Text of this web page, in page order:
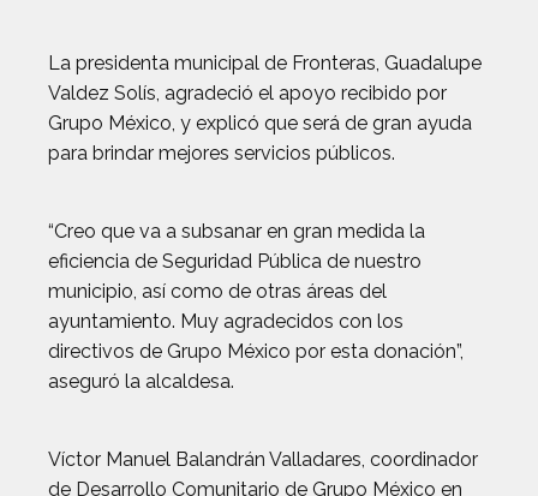
La presidenta municipal de Fronteras, Guadalupe
Valdez Solís, agradeció el apoyo recibido por
Grupo México, y explicó que será de gran ayuda
para brindar mejores servicios públicos.
“Creo que va a subsanar en gran medida la
eficiencia de Seguridad Pública de nuestro
municipio, así como de otras áreas del
ayuntamiento. Muy agradecidos con los
directivos de Grupo México por esta donación”,
aseguró la alcaldesa.
Víctor Manuel Balandrán Valladares, coordinador
de Desarrollo Comunitario de Grupo México en